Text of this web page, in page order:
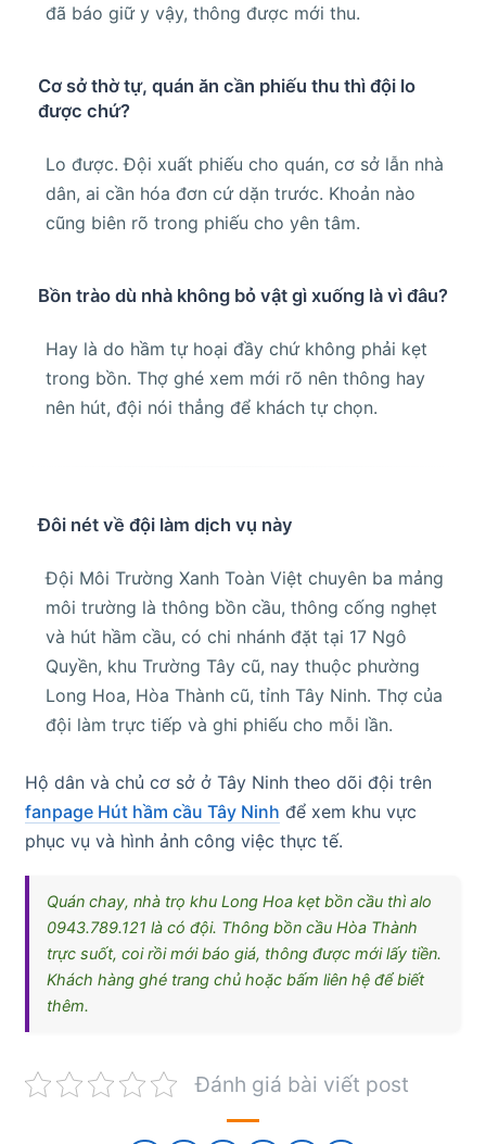
đã báo giữ y vậy, thông được mới thu.
Cơ sở thờ tự, quán ăn cần phiếu thu thì đội lo
được chứ?
Lo được. Đội xuất phiếu cho quán, cơ sở lẫn nhà
dân, ai cần hóa đơn cứ dặn trước. Khoản nào
cũng biên rõ trong phiếu cho yên tâm.
Bồn trào dù nhà không bỏ vật gì xuống là vì đâu?
Hay là do hầm tự hoại đầy chứ không phải kẹt
trong bồn. Thợ ghé xem mới rõ nên thông hay
nên hút, đội nói thẳng để khách tự chọn.
Đôi nét về đội làm dịch vụ này
Đội Môi Trường Xanh Toàn Việt chuyên ba mảng
môi trường là thông bồn cầu, thông cống nghẹt
và hút hầm cầu, có chi nhánh đặt tại 17 Ngô
Quyền, khu Trường Tây cũ, nay thuộc phường
Long Hoa, Hòa Thành cũ, tỉnh Tây Ninh. Thợ của
đội làm trực tiếp và ghi phiếu cho mỗi lần.
Hộ dân và chủ cơ sở ở Tây Ninh theo dõi đội trên
fanpage Hút hầm cầu Tây Ninh để xem khu vực
phục vụ và hình ảnh công việc thực tế.
Quán chay, nhà trọ khu Long Hoa kẹt bồn cầu thì alo
0943.789.121 là có đội. Thông bồn cầu Hòa Thành
trực suốt, coi rồi mới báo giá, thông được mới lấy tiền.
Khách hàng ghé trang chủ hoặc bấm liên hệ để biết
thêm.
Đánh giá bài viết post